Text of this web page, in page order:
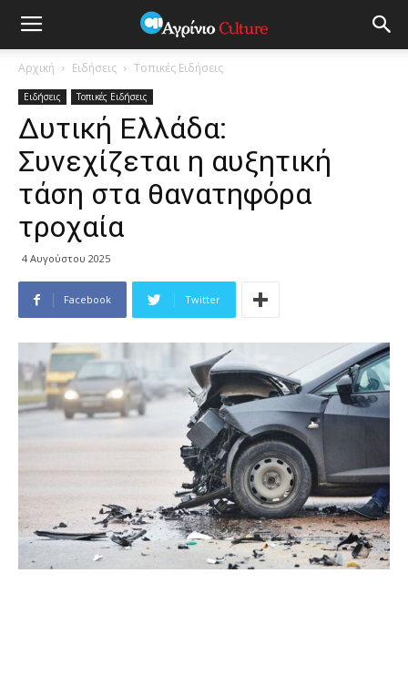
Αρχική Ειδήσεις Τοπικές Ειδήσεις
Ειδήσεις Τοπικές Ειδήσεις
Δυτική Ελλάδα:
Συνεχίζεται η αυξητική
τάση στα θανατηφόρα
τροχαία
4 Αυγούστου 2025
Facebook Twitter